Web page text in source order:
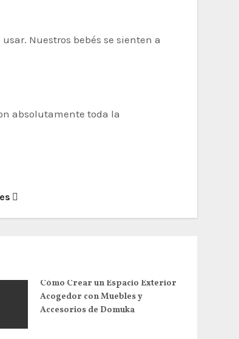
Nuestros bebés se sienten a
absolutamente toda la
Cómo Crear un Espacio Exterior
Acogedor con Muebles y
Accesorios de Domuka